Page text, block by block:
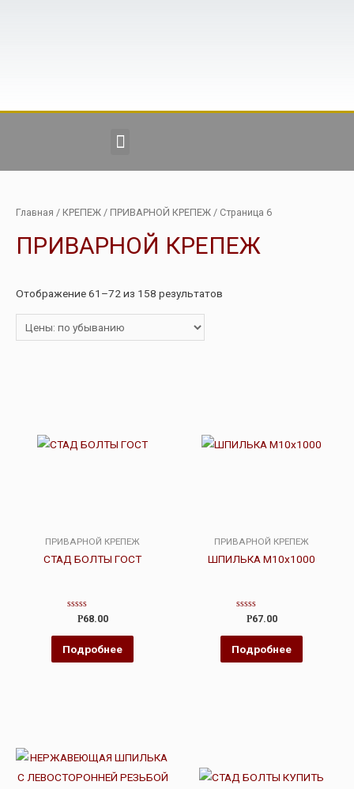
Главная / КРЕПЕЖ / ПРИВАРНОЙ КРЕПЕЖ / Страница 6
ПРИВАРНОЙ КРЕПЕЖ
Отображение 61–72 из 158 результатов
ПРИВАРНОЙ КРЕПЕЖ
СТАД БОЛТЫ ГОСТ
Оценка
из
Р68.00
Подробнее
ПРИВАРНОЙ КРЕПЕЖ
ШПИЛЬКА М10х1000
Оценка
из
Р67.00
Подробнее